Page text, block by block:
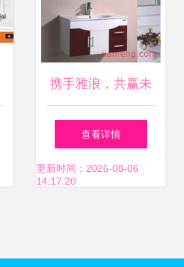
携手雅浪，共赢未
来 杭州萧山雅浪卫
浴洁具厂加盟连锁
查看详情
更新时间：2026-08-06
14:17:20